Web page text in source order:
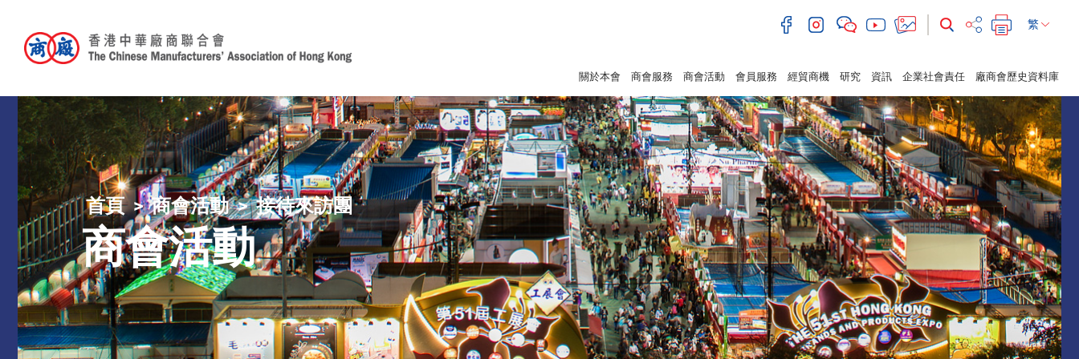
繁
關於本會 商會服務 商會活動 會員服務 經貿商機 研究 資訊 企業社會責任 廠商會歷史資料庫
首頁 商會活動 接待來訪團
商會活動